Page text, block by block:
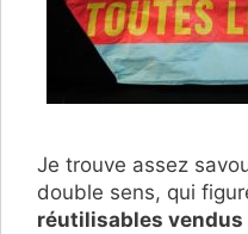
Je trouve assez
double sens, qui
réutilisables